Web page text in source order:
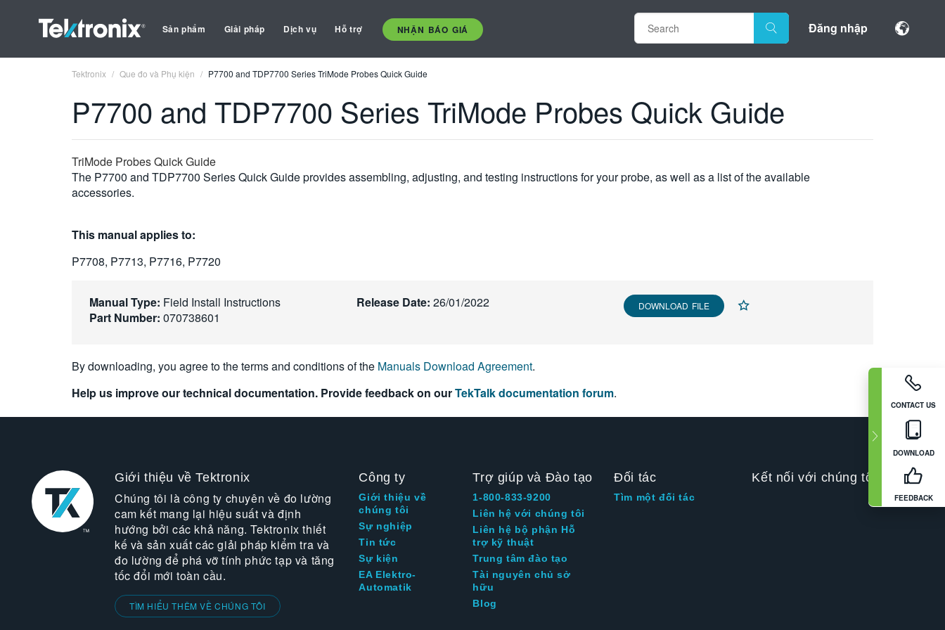
Sản phẩm Giải pháp Dịch vụ Hỗ trợ NHẬN BÁO GIÁ Đăng nhập
CONTACT US
DOWNLOAD
FEEDBACK
Tektronix Que đo và Phụ kiện P7700 and TDP7700 Series TriMode Probes Quick Guide
P7700 and TDP7700 Series TriMode Probes Quick Guide
TriMode Probes Quick Guide
The P7700 and TDP7700 Series Quick Guide provides assembling, adjusting, and testing instructions for your probe, as well as a list of the available
accessories.
This manual applies to:
P7708, P7713, P7716, P7720
Manual Type: Field Install Instructions
Part Number: 070738601
Release Date: 26/01/2022 DOWNLOAD FILE
By downloading, you agree to the terms and conditions of the Manuals Download Agreement.
Help us improve our technical documentation. Provide feedback on ourTekTalk documentation forum.
Giới thiệu về Tektronix
Chúng tôi là công ty chuyên về đo lường
cam kết mang lại hiệu suất và định
hướng bởi các khả năng. Tektronix thiết
kế và sản xuất các giải pháp kiểm tra và
đo lường để phá vỡ tính phức tạp và tăng
tốc đổi mới toàn cầu.
TÌM HIỂU THÊM VỀ CHÚNG TÔI
Công ty
Giới thiệu về
chúng tôi
Sự nghiệp
Tin tức
Sự kiện
EA Elektro-
Automatik
Trợ giúp và Đào tạo
1-800-833-9200
Liên hệ với chúng tôi
Liên hệ bộ phận Hỗ
trợ kỹ thuật
Trung tâm đào tạo
Tài nguyên chủ sở
hữu
Blog
Đối tác
Tìm một đối tác
Kết nối với chúng tôi